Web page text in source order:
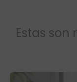
Estas